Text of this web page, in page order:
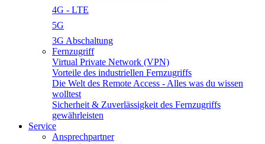
4G - LTE
5G
3G Abschaltung
Fernzugriff
Virtual Private Network (VPN)
Vorteile des industriellen Fernzugriffs
Die Welt des Remote Access - Alles was du wissen
wolltest
Sicherheit & Zuverlässigkeit des Fernzugriffs
gewährleisten
Service
Ansprechpartner